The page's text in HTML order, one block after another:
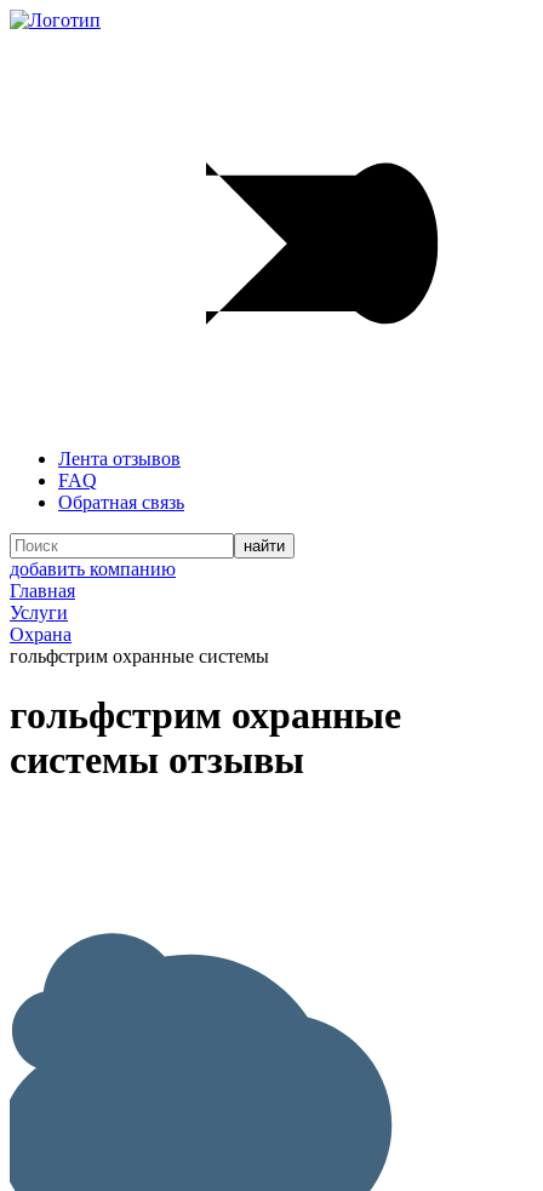
Лента отзывов
FAQ
Обратная связь
добавить компанию
Главная
Услуги
Охрана
гольфстрим охранные системы
гольфстрим охранные
системы отзывы